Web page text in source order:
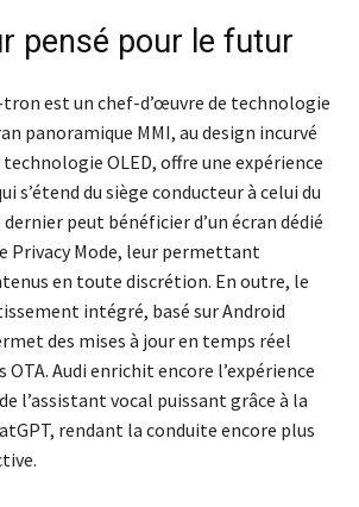
pensé pour le futur
tron est un chef-d’œuvre de technologie
panoramique MMI, au design incurvé
OLED, offre une expérience
s’étend du siège conducteur à celui du
dernier peut bénéficier d’un écran dédié
Privacy Mode, leur permettant
en toute discrétion. En outre, le
intégré, basé sur Android
des mises à jour en temps réel
OTA. Audi enrichit encore l’expérience
l’assistant vocal puissant grâce à la
rendant la conduite encore plus